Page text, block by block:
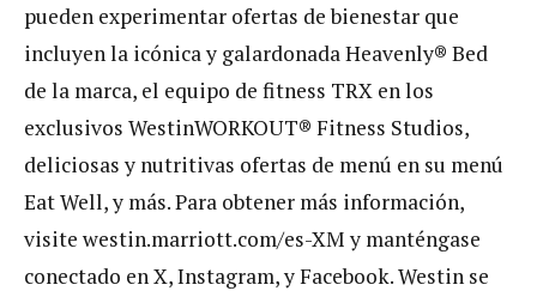
pueden experimentar ofertas de bienestar que
incluyen la icónica y galardonada Heavenly® Bed
de la marca, el equipo de fitness TRX en los
exclusivos WestinWORKOUT® Fitness Studios,
deliciosas y nutritivas ofertas de menú en su menú
Eat Well, y más. Para obtener más información,
visite westin.marriott.com/es-XM y manténgase
conectado en X, Instagram, y Facebook. Westin se